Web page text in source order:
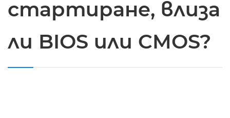
стартиране, влиза
ли BIOS или CMOS?